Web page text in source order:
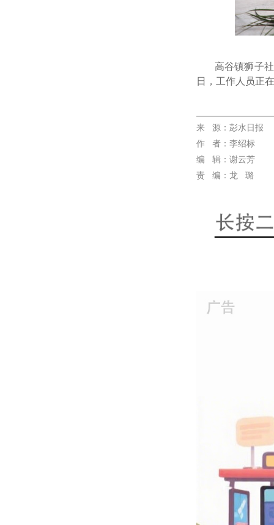
高谷镇狮子社
日，工作人员正
代佳兴
来 源 ：彭水日报
作 者：李绍标
编 辑：谢云芳
责 编：龙 璐